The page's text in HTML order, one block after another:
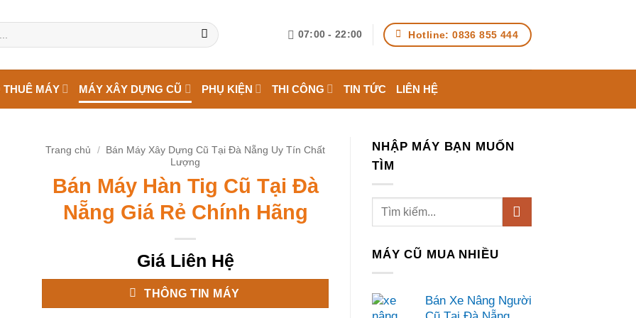
07:00 - 22:00 Hotline: 0836 855 444
THUÊ MÁY MÁY XÂY DỰNG CŨ PHỤ KIỆN THI CÔNG TIN TỨC LIÊN HỆ
Trang chủ / Bán Máy Xây Dựng Cũ Tại Đà Nẵng Uy Tín Chất
Lượng
Bán Máy Hàn Tig Cũ Tại Đà
Nẵng Giá Rẻ Chính Hãng
Giá Liên Hệ
THÔNG TIN MÁY
NHẬP MÁY BẠN MUỐN
TÌM
MÁY CŨ MUA NHIỀU
Bán Xe Nâng Người